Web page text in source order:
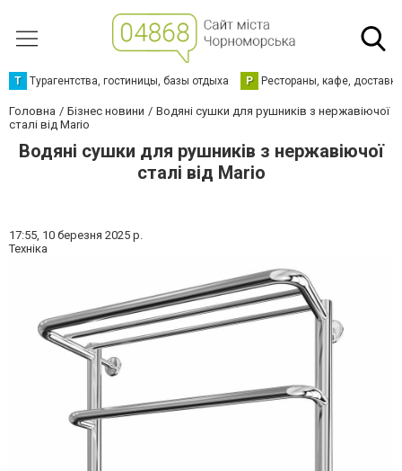
Т Турагентства, гостиницы, базы отдыха Р Рестораны, кафе,
Головна Бізнес новини
Водяні сушки для рушників з нержавіючої
сталі від Mario
Водяні сушки для рушників з нержавіючої
сталі від Mario
17:55, 10 березня 2025 р.
Техніка